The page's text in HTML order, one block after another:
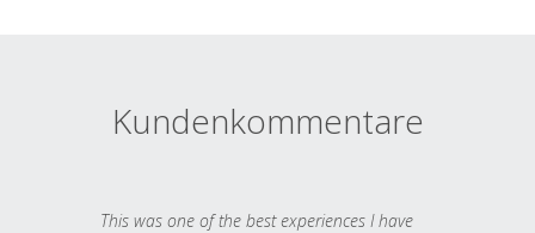
Kundenkommentare
This was one of the best experiences I have